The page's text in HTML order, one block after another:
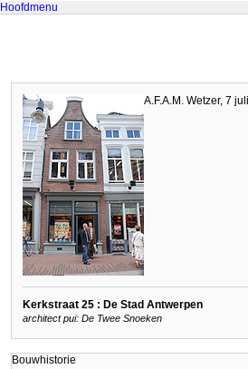
Hoofdmenu
A.F.A.M. Wetzer, 7
Kerkstraat 25 : De Stad Antwerpen
architect pui: De Twee Snoeken
Bouwhistorie